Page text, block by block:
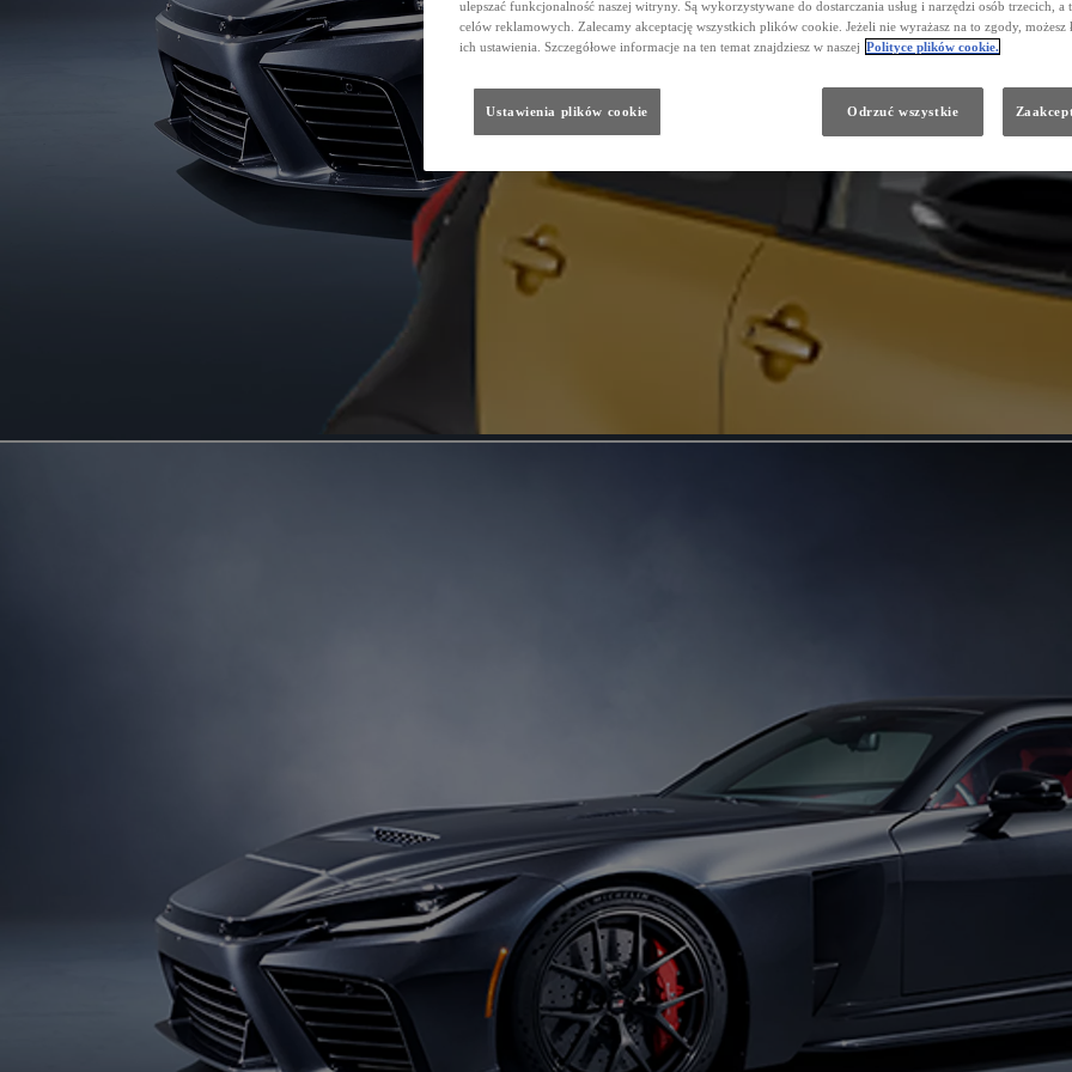
ulepszać funkcjonalność naszej witryny. Są wykorzystywane do dostarczania usług i narzędzi osób trzecich, a
celów reklamowych. Zalecamy akceptację wszystkich plików cookie. Jeżeli nie wyrażasz na to zgody, możesz
ich ustawienia. Szczegółowe informacje na ten temat znajdziesz w naszej Polityce plików cookie.
Odrzuć wszystkie
Ustawienia plików cookie